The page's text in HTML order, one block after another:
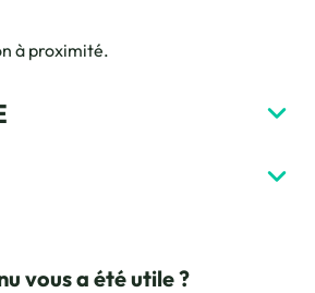
à proximité.
vous a été utile ?